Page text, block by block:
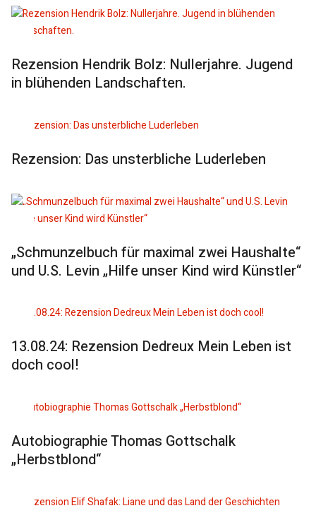
Rezension Hendrik Bolz: Nullerjahre. Jugend
in blühenden Landschaften.
Rezension: Das unsterbliche Luderleben
„Schmunzelbuch für maximal zwei Haushalte“
und U.S. Levin „Hilfe unser Kind wird Künstler“
13.08.24: Rezension Dedreux Mein Leben ist
doch cool!
Autobiographie Thomas Gottschalk
„Herbstblond“